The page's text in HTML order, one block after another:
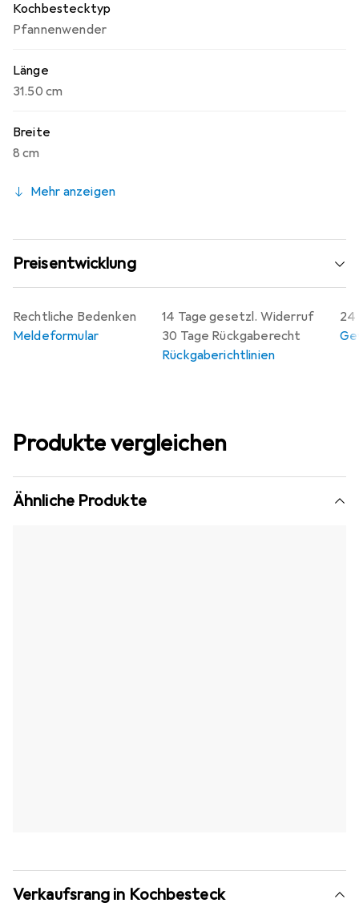
Kochbestecktyp
Pfannenwender
Länge
31.50 cm
Breite
8 cm
Mehr anzeigen
Preisentwicklung
14 Tage gesetzl. Widerruf
30 Tage Rückgaberecht
Rückgaberichtlinien
24
Rechtliche Bedenken
Meldeformular
Produkte vergleichen
Ähnliche Produkte
Verkaufsrang in Kochbesteck